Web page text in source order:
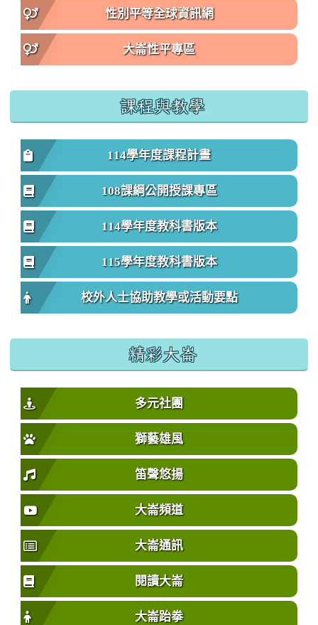
性別平等全球資訊網
大崙性平專區
課程與教學
114學年度課程計畫
108課綱公開授課專區
114學年度教科書版本
115學年度教科書版本
校外人士協助教學或活動要點
精彩大崙
多元社團
獅藝雄風
笛聲悠揚
大崙頻道
大崙通訊
閱讀大崙
大崙跆拳